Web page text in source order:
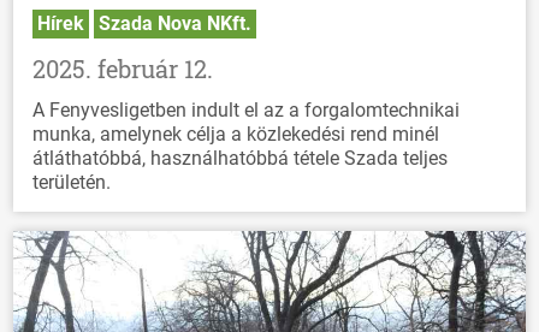
Hírek Szada Nova NKft.
2025. február 12.
A Fenyvesligetben indult el az a forgalomtechnikai
munka, amelynek célja a közlekedési rend minél
átláthatóbbá, használhatóbbá tétele Szada teljes
területén.